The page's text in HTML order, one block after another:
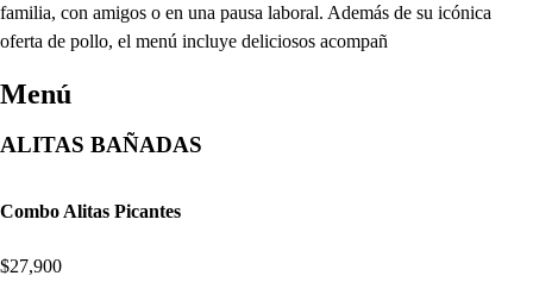
familia, con amigos o en una pausa laboral. Además de su icónica
oferta de pollo, el menú incluye deliciosos acompañ
Menú
ALITAS BAÑADAS
Combo Alitas Picantes
$27,900